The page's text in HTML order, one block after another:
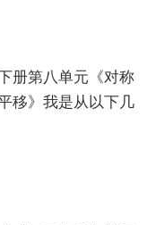
册第八单元《对称
移》我是从以下几